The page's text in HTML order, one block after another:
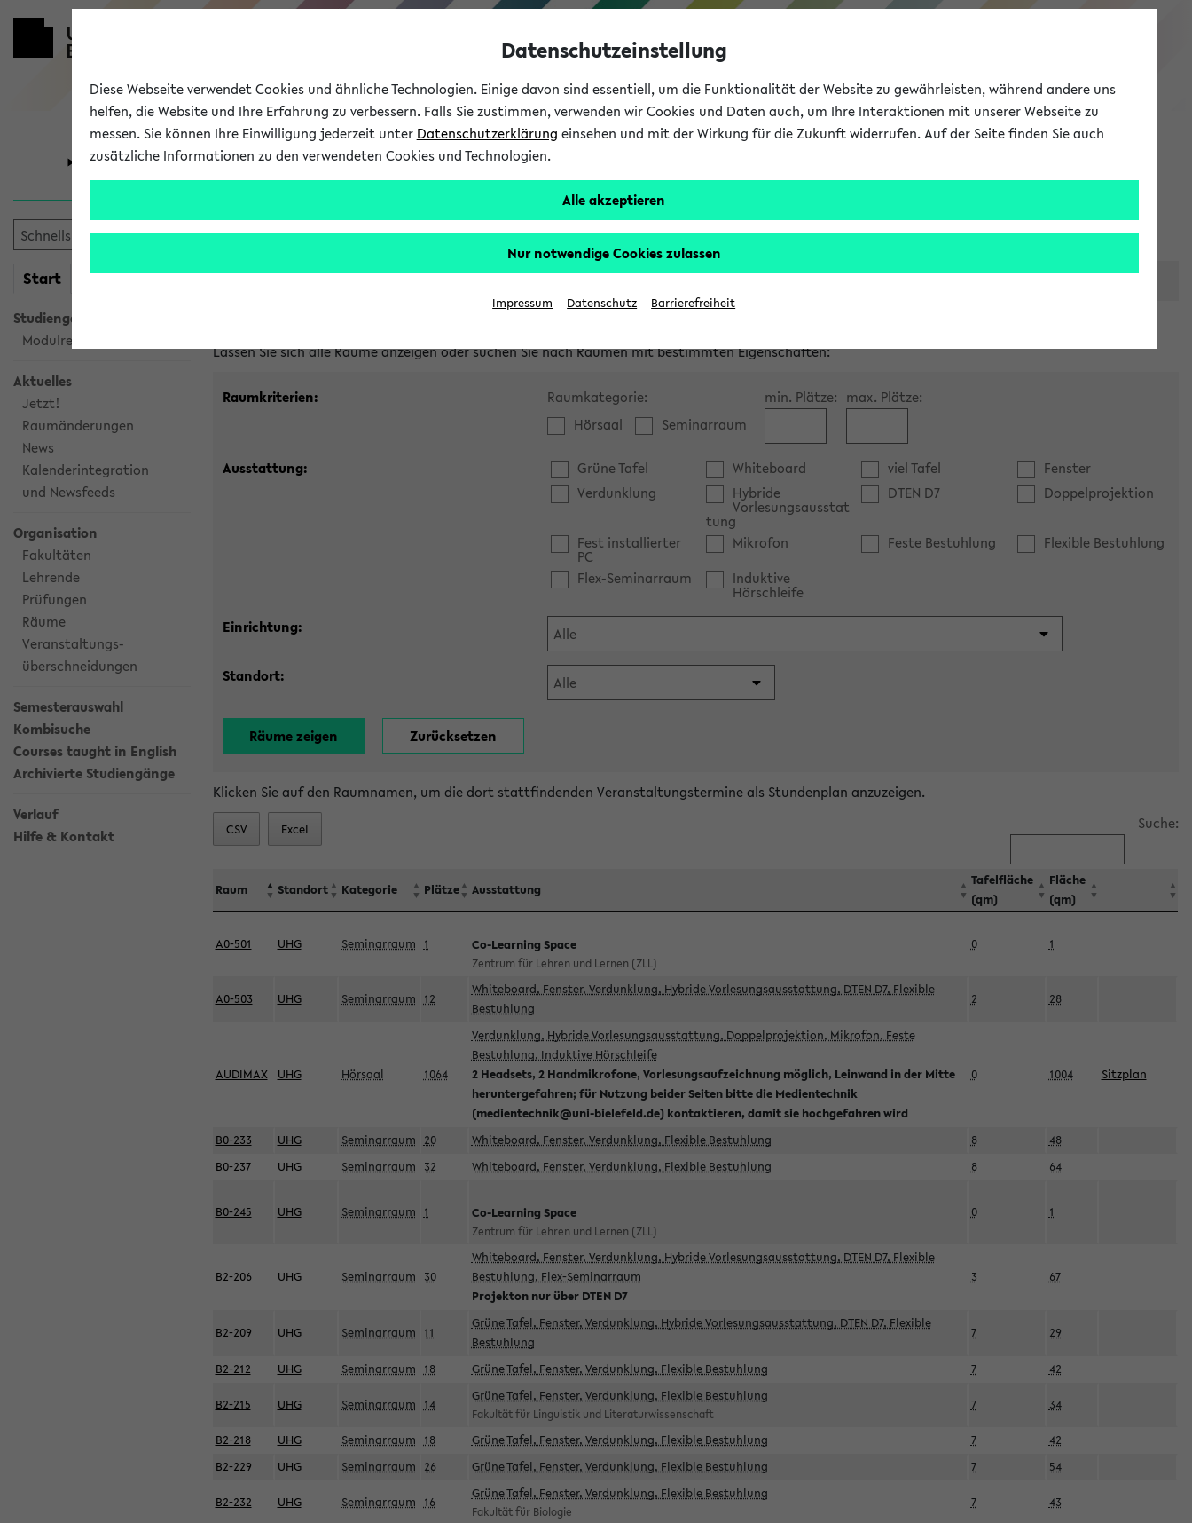
eKVV
Universität Forschung Studium
Start meineKVV
Studiengangsauswahl
Modulrecherche
Aktuelles
Jetzt!
Raumänderungen
News
Kalenderintegration
und Newsfeeds
Organisation
Fakultäten
Lehrende
Prüfungen
Räume
Veranstaltungs-
überschneidungen
Semesterauswahl
Kombisuche
Courses taught in English
Archivierte Studiengänge
Verlauf
Hilfe & Kontakt
Im eKVV verwaltete Räume
Lassen Sie sich alle Räume anzeigen oder suchen Sie nach Räumen mit bestimmten Eigenschaften:
Raumkriterien:
Raumkategorie:
Hörsaal
Seminarraum
min. Plätze: max. Plätze:
Ausstattung: Grüne Tafel Whiteboard viel Tafel
Fenster
Verdunklung
Hybride
Vorlesungsausstat
tung
DTEN D7 Doppelprojektion
Fest installierter
PC
Mikrofon Feste Bestuhlung
Flexible Bestuhlung
Flex-Seminarraum
Induktive
Hörschleife
Einrichtung:
Standort:
Klicken Sie auf den Raumnamen, um die dort stattfindenden Veranstaltungstermine als Stundenplan anzuzeigen.
CSV Excel Suche:
Raum Standort Kategorie Plätze Ausstattung
Tafelfläche
(qm)
Fläche
(qm)
A0-501 UHG Seminarraum 1 Co-Learning Space
Zentrum für Lehren und Lernen (ZLL)
0 1
A0-503 UHG Seminarraum 12
Whiteboard, Fenster, Verdunklung, Hybride Vorlesungsausstattung, DTEN D7, Flexible
Bestuhlung
2 28
AUDIMAX UHG Hörsaal 1064
Verdunklung, Hybride Vorlesungsausstattung, Doppelprojektion, Mikrofon, Feste
Bestuhlung, Induktive Hörschleife
2 Headsets, 2 Handmikrofone, Vorlesungsaufzeichnung möglich, Leinwand in der Mitte
heruntergefahren; für Nutzung beider Seiten bitte die Medientechnik
(medientechnik@uni-bielefeld.de) kontaktieren, damit sie hochgefahren wird
0 1004 Sitzplan
B0-233 UHG Seminarraum 20 Whiteboard, Fenster, Verdunklung, Flexible Bestuhlung 8
48
B0-237
UHG Seminarraum 32 Whiteboard, Fenster, Verdunklung, Flexible Bestuhlung 8 64
B0-245 UHG Seminarraum 1 Co-Learning Space
Zentrum für Lehren und Lernen (ZLL)
0 1
B2-206 UHG Seminarraum 30
Whiteboard, Fenster, Verdunklung, Hybride Vorlesungsausstattung, DTEN D7, Flexible
Bestuhlung, Flex-Seminarraum
Projekton nur über DTEN D7
3 67
B2-209 UHG Seminarraum 11
Grüne Tafel, Fenster, Verdunklung, Hybride Vorlesungsausstattung, DTEN D7, Flexible
Bestuhlung
7 29
B2-212 UHG Seminarraum 18 Grüne Tafel, Fenster, Verdunklung, Flexible Bestuhlung 7 42
B2-215 UHG Seminarraum 14
Grüne Tafel, Fenster, Verdunklung, Flexible Bestuhlung
Fakultät für Linguistik und Literaturwissenschaft
7 34
B2-218 UHG Seminarraum 18 Grüne Tafel, Fenster, Verdunklung, Flexible Bestuhlung 7
42
B2-229
UHG Seminarraum 26 Grüne Tafel, Fenster, Verdunklung, Flexible Bestuhlung 7 54
B2-232 UHG Seminarraum 16
Grüne Tafel, Fenster, Verdunklung, Flexible Bestuhlung
Fakultät für Biologie
7 43
Datenschutzeinstellung
Diese Webseite verwendet Cookies und ähnliche Technologien. Einige davon sind essentiell, um die Funktionalität der Website zu gewährleisten, während andere uns
helfen, die Website und Ihre Erfahrung zu verbessern. Falls Sie zustimmen, verwenden wir Cookies und Daten auch, um Ihre Interaktionen mit unserer Webseite zu
messen. Sie können Ihre Einwilligung jederzeit unter Datenschutzerklärung einsehen und mit der Wirkung für die Zukunft widerrufen. Auf der Seite finden Sie auch
zusätzliche Informationen zu den verwendeten Cookies und Technologien.
Alle akzeptieren
Nur notwendige Cookies zulassen
Impressum Datenschutz Barrierefreiheit